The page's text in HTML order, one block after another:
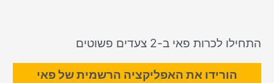
התחילו לכרות פאי ב-2 צעדים פשוטים
הורידו את האפליקציה הרשמית של פאי